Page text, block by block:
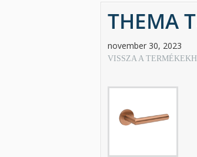
THEMA
november 30, 2023
VISSZA A